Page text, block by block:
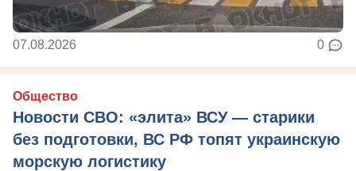
07.08.2026 0
Общество
Новости СВО: «элита» ВСУ — старики
без подготовки, ВС РФ топят украинскую
морскую логистику